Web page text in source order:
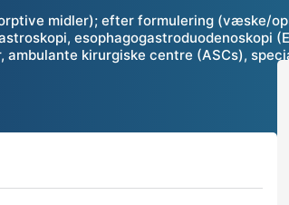
midler); efter formulering (væske/
esophagogastroduodenoskopi
kirurgiske centre (ASCs),